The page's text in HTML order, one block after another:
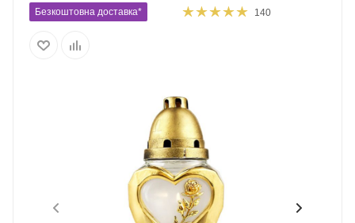
Безкоштовна доставка* 140